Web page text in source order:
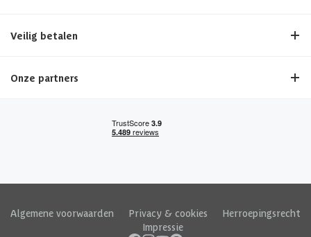
Veilig betalen
Onze partners
Algemene voorwaarden Privacy & cookies
Herroepingsrecht
Impressie